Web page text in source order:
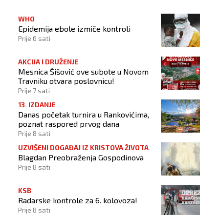
WHO
Epidemija ebole izmiče kontroli
Prije 6 sati
AKCIJA I DRUŽENJE
Mesnica Šišović ove subote u Novom
Travniku otvara poslovnicu!
Prije 7 sati
13. IZDANJE
Danas početak turnira u Rankovićima,
poznat raspored prvog dana
Prije 8 sati
UZVIŠENI DOGAĐAJ IZ KRISTOVA ŽIVOTA
Blagdan Preobraženja Gospodinova
Prije 8 sati
KSB
Radarske kontrole za 6. kolovoza!
Prije 8 sati